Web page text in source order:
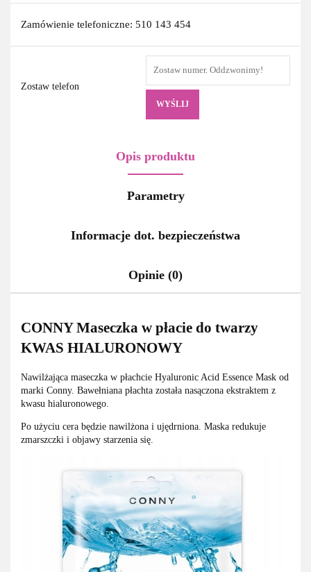
Zamówienie telefoniczne: 510 143 454
Zostaw telefon
WYŚLIJ
Opis produktu
Parametry
Informacje dot. bezpieczeństwa
Opinie (0)
CONNY Maseczka w płacie do twarzy
KWAS HIALURONOWY
Nawilżająca maseczka w płachcie Hyaluronic Acid Essence Mask od
marki Conny. Bawełniana płachta została nasączona ekstraktem z
kwasu hialuronowego.
Po użyciu cera będzie nawilżona i ujędrniona. Maska redukuje
zmarszczki i objawy starzenia się.